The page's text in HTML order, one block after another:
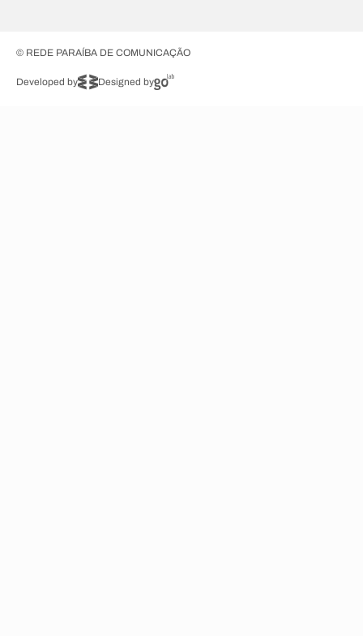
© REDE PARAÍBA DE COMUNICAÇÃO
Developed by Designed by